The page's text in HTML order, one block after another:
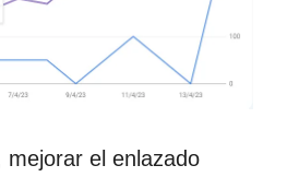
mejorar el enlazado